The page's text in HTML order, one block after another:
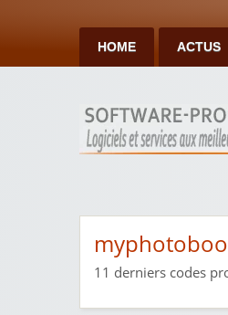
HOME ACTUS
11 derniers codes